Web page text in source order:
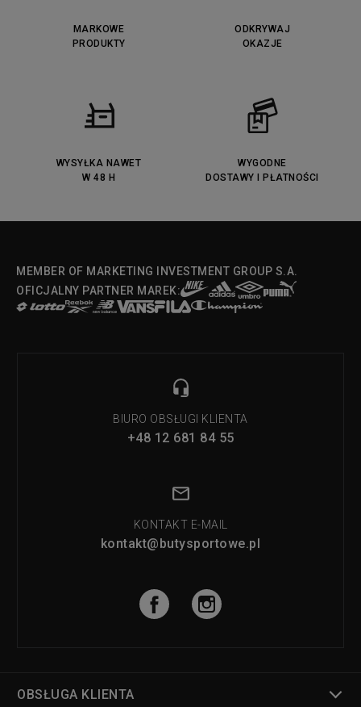
MARKOWE
PRODUKTY
ODKRYWAJ
OKAZJE
WYSYŁKA NAWET
W 48 H
WYGODNE
DOSTAWY I PŁATNOŚCI
MEMBER OF MARKETING INVESTMENT GROUP S.A.
OFICJALNY PARTNER MAREK:
BIURO OBSŁUGI KLIENTA
+48 12 681 84 55
KONTAKT E-MAIL
kontakt@butysportowe.pl
OBSŁUGA KLIENTA